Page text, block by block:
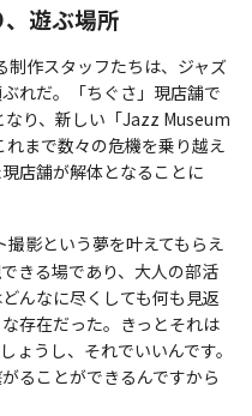
、遊ぶ場所
制作スタッフたちは、ジャズ
れだ。「ちぐさ」現店舗で
り、新しい「Jazz Museum
まで数々の危機を乗り越え
店舗が解体となることに
撮影という夢を叶えてもらえ
きる場であり、大人の部活
んなに尽くしても何も見返
存在だった。きっとそれは
ょうし、それでいいんです。
ることができるんですから